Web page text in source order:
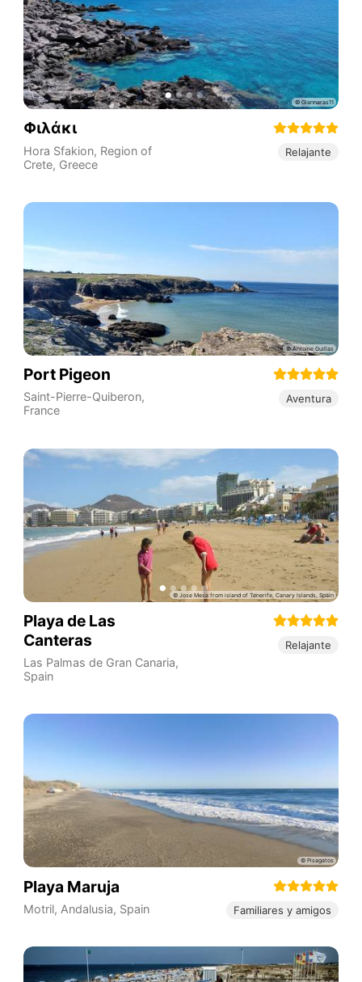
Φιλάκι
Hora Sfakion, Region of
Crete, Greece
Relajante
Port Pigeon
Saint-Pierre-Quiberon,
France
Aventura
Playa de Las
Canteras
Las Palmas de Gran Canaria,
Spain
Relajante
Playa Maruja
Motril, Andalusia, Spain Familiares y amigos